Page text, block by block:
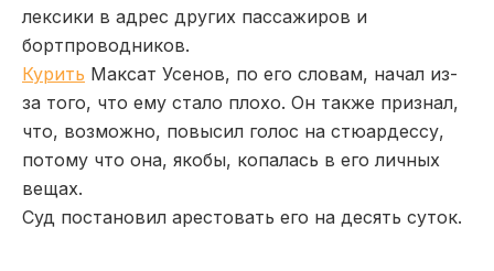
лексики в адрес других пассажиров и
бортпроводников.
Курить Максат Усенов, по его словам, начал из-
за того, что ему стало плохо. Он также признал,
что, возможно, повысил голос на стюардессу,
потому что она, якобы, копалась в его личных
вещах.
Суд постановил арестовать его на десять суток.